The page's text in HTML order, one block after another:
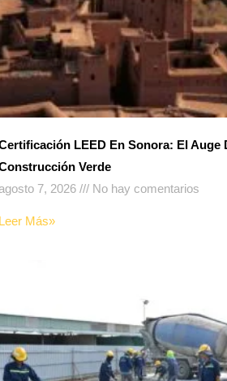
LEED En Sonora: El Auge
Verde
7, 2026
No hay comentarios
Más»